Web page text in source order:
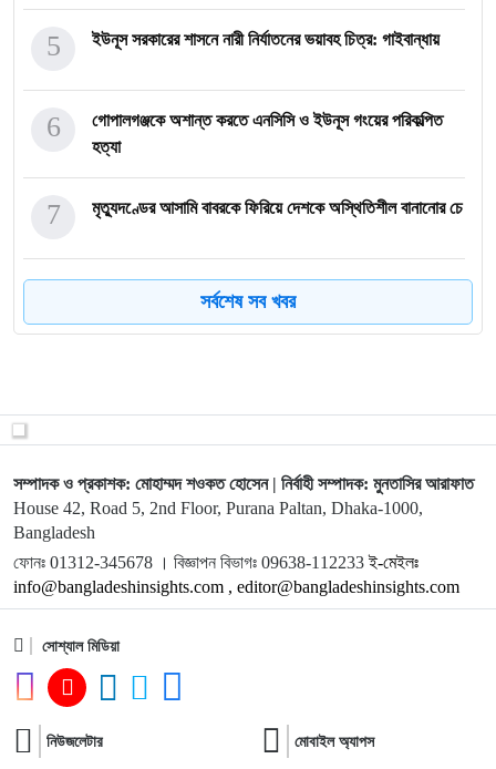
ইউনূস সরকারের শাসনে নারী নির্যাতনের ভয়াবহ চিত্র: গাইবান্ধায়
5
গোপালগঞ্জকে অশান্ত করতে এনসিসি ও ইউনূস গংয়ের পরিকল্পিত
হত্যা
6
মৃত্যুদণ্ডের আসামি বাবরকে ফিরিয়ে দেশকে অস্থিতিশীল বানানোর চে
7
নির্বাচন ঘিরে যুক্তরাষ্ট্র–ভারতের নীরব কূটনৈতিক তৎপরতা, পুনর
তবে কি করিডোর নিয়ে বিএনপির সমর্থন আদায় করলেন ইউনূস?
পালানোর আগে ব্যাংক ফাঁকা করার গোপন মিশনে ইউনূস
11
পিনাকির নির্দেশে এনসিপি-জামায়াত-বিএনপিকে নিয়ে বৈঠকে বসছেন
ইউ
12
আরব বিশ্বে বদলে যাচ্ছে সামাজিক বাস্তবতা, বাংলাদেশে বাড়ছে হিজ
13
সর্বশেষ সব খবর
সম্পাদক ও প্রকাশক: মোহাম্মদ শওকত হোসেন | নির্বাহী সম্পাদক: মুনতাসির আরাফাত
House 42, Road 5, 2nd Floor, Purana Paltan, Dhaka-1000,
Bangladesh
ফোনঃ 01312-345678 । বিজ্ঞাপন বিভাগঃ 09638-112233ই-মেইলঃ
info@bangladeshinsights.com , editor@bangladeshinsights.com
সোশ্যাল মিডিয়া
নিউজলেটার মোবাইল অ্যাপস